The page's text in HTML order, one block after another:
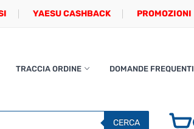
YAESU CASHBACK PROMOZIONI
TRACCIA ORDINE DOMANDE FREQUENTI
CERCA